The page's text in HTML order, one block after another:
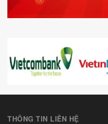
THÔNG TIN LIÊN HỆ